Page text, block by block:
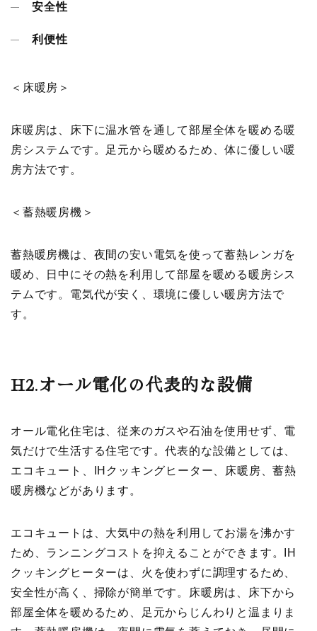
安全性
利便性
＜床暖房＞
床暖房は、床下に温水管を通して部屋全体を暖める暖
房システムです。足元から暖めるため、体に優しい暖
房方法です。
＜蓄熱暖房機＞
蓄熱暖房機は、夜間の安い電気を使って蓄熱レンガを
暖め、日中にその熱を利用して部屋を暖める暖房シス
テムです。電気代が安く、環境に優しい暖房方法で
す。
H2.オール電化の代表的な設備
オール電化住宅は、従来のガスや石油を使用せず、電
気だけで生活する住宅です。代表的な設備としては、
エコキュート、IHクッキングヒーター、床暖房、蓄熱
暖房機などがあります。
エコキュートは、大気中の熱を利用してお湯を沸かす
ため、ランニングコストを抑えることができます。IH
クッキングヒーターは、火を使わずに調理するため、
安全性が高く、掃除が簡単です。床暖房は、床下から
部屋全体を暖めるため、足元からじんわりと温まりま